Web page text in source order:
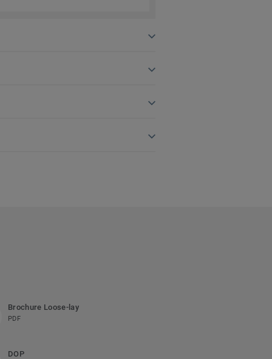
Brochure Loose-lay
PDF
DOP